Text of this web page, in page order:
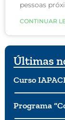
pessoas
polarização
notícia ruim.
que uma
perfeita para
contrário da
costuma
traumático
CONTINUAR
Últimas
Curso
Programa